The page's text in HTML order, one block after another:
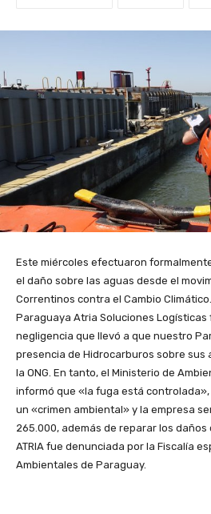
Este miércoles efectuaron
el daño sobre las aguas desde el
Correntinos contra el Cambio
Paraguaya Atria Soluciones Logísti­cas
negligencia que llevó a que nuestro
presencia de Hidrocarburos sobre sus
la ONG. En tanto, el Ministerio de
informó que «la fuga está
un «crimen ambiental» y la empresa
265.000, además de reparar los daños
ATRIA fue denunciada por la Fiscalía
Ambientales de Paraguay.